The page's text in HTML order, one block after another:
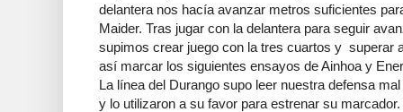
delantera nos hacía avanzar metros suficientes
Maider. Tras jugar con la delantera para seguir
supimos crear juego con la tres cuartos y superar
así marcar los siguientes ensayos de Ainhoa y
La línea del Durango supo leer nuestra defensa
y lo utilizaron a su favor para estrenar su marcador.